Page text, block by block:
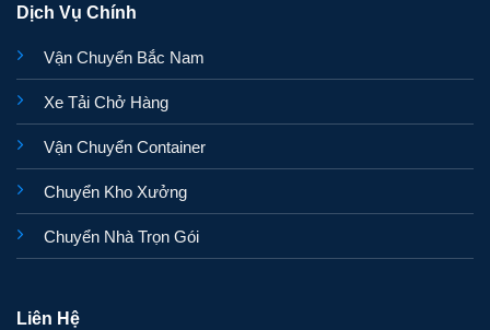
Dịch Vụ Chính
Vận Chuyển Bắc Nam
Xe Tải Chở Hàng
Vận Chuyển Container
Chuyển Kho Xưởng
Chuyển Nhà Trọn Gói
Liên Hệ